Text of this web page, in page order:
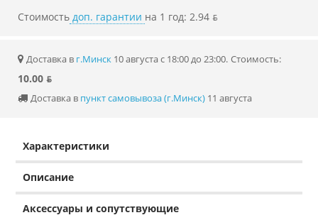
Стоимость доп. гарантии на 1 год: 2.94 ƃ
Доставка в г.Минск 10 августа с 18:00 до 23:00. Стоимость:
10.00 ƃ
Доставка в пункт самовывоза (г.Минск) 11 августа
Характеристики
Описание
Аксессуары и сопутствующие